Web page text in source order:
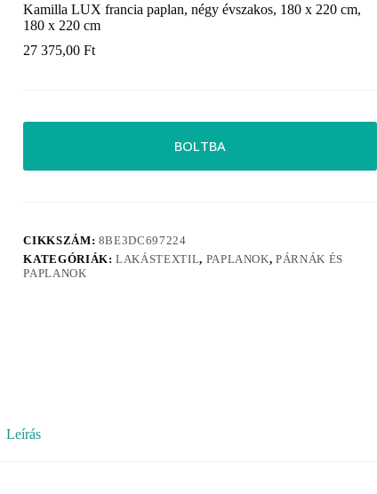
Kamilla LUX francia paplan, négy évszakos, 180 x 220 cm,
180 x 220 cm
27 375,00Ft
BOLTBA
CIKKSZÁM: 8BE3DC697224
KATEGÓRIÁK:LAKÁSTEXTIL, PAPLANOK,PÁRNÁK ÉS
PAPLANOK
Leírás